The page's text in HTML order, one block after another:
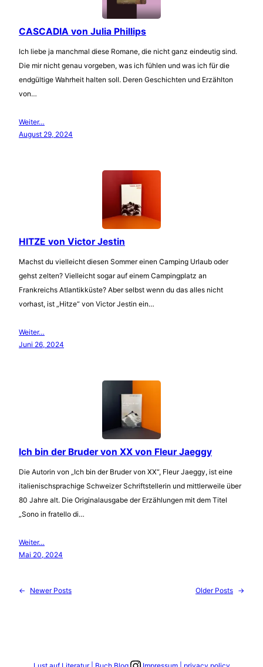
CASCADIA von Julia Phillips
Ich liebe ja manchmal diese Romane, die nicht ganz eindeutig sind.
Die mir nicht genau vorgeben, was ich fühlen und was ich für die
endgültige Wahrheit halten soll. Deren Geschichten und Erzählton
von…
Weiter…
August 29, 2024
HITZE von Victor Jestin
Machst du vielleicht diesen Sommer einen Camping Urlaub oder
gehst zelten? Vielleicht sogar auf einem Campingplatz an
Frankreichs Atlantikküste? Aber selbst wenn du das alles nicht
vorhast, ist „Hitze“ von Victor Jestin ein…
Weiter…
Juni 26, 2024
Ich bin der Bruder von XX von Fleur Jaeggy
Die Autorin von „Ich bin der Bruder von XX“, Fleur Jaeggy, ist eine
italienischsprachige Schweizer Schriftstellerin und mittlerweile über
80 Jahre alt. Die Originalausgabe der Erzählungen mit dem Titel
„Sono in fratello di…
Weiter…
Mai 20, 2024
← Newer Posts Older Posts →